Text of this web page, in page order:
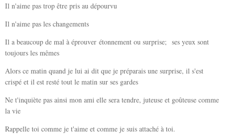
Il n'aime pas trop être pris au dépourvu
Il n'aime pas les changements
Il a beaucoup de mal à éprouver étonnement ou surprise; ses yeux sont
toujours les mêmes
Alors ce matin quand je lui ai dit que je préparais une surprise, il s'est
crispé et il est resté tout le matin sur ses gardes
Ne t'inquiète pas ainsi mon ami elle sera tendre, juteuse et goûteuse comme
la vie
Rappelle toi comme je t'aime et comme je suis attaché à toi.